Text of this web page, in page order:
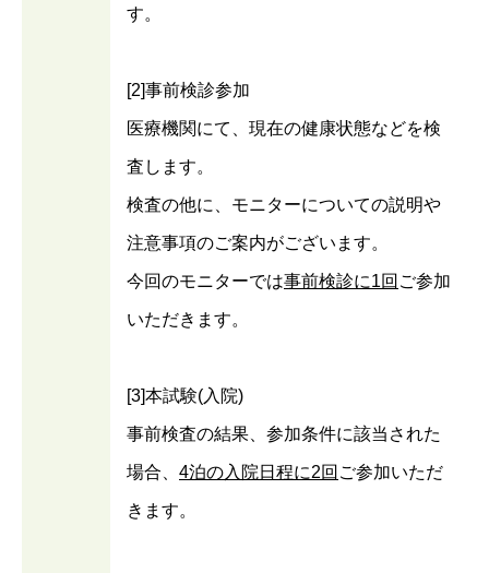
す。
[2]事前検診参加
医療機関にて、現在の健康状態などを検
査します。
検査の他に、モニターについての説明や
注意事項のご案内がございます。
今回のモニターでは事前検診に1回 ご参加
いただきます。
[3]本試験(入院)
事前検査の結果、参加条件に該当された
場合、 4泊の入院日程に2回 ご参加いただ
きます。